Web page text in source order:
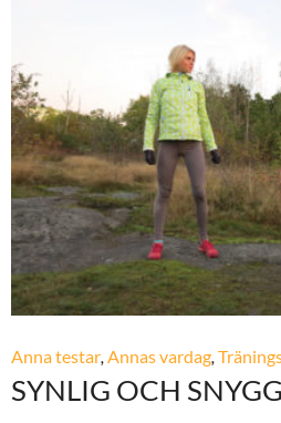
Anna testar,Annas vardag,
SYNLIG OCH